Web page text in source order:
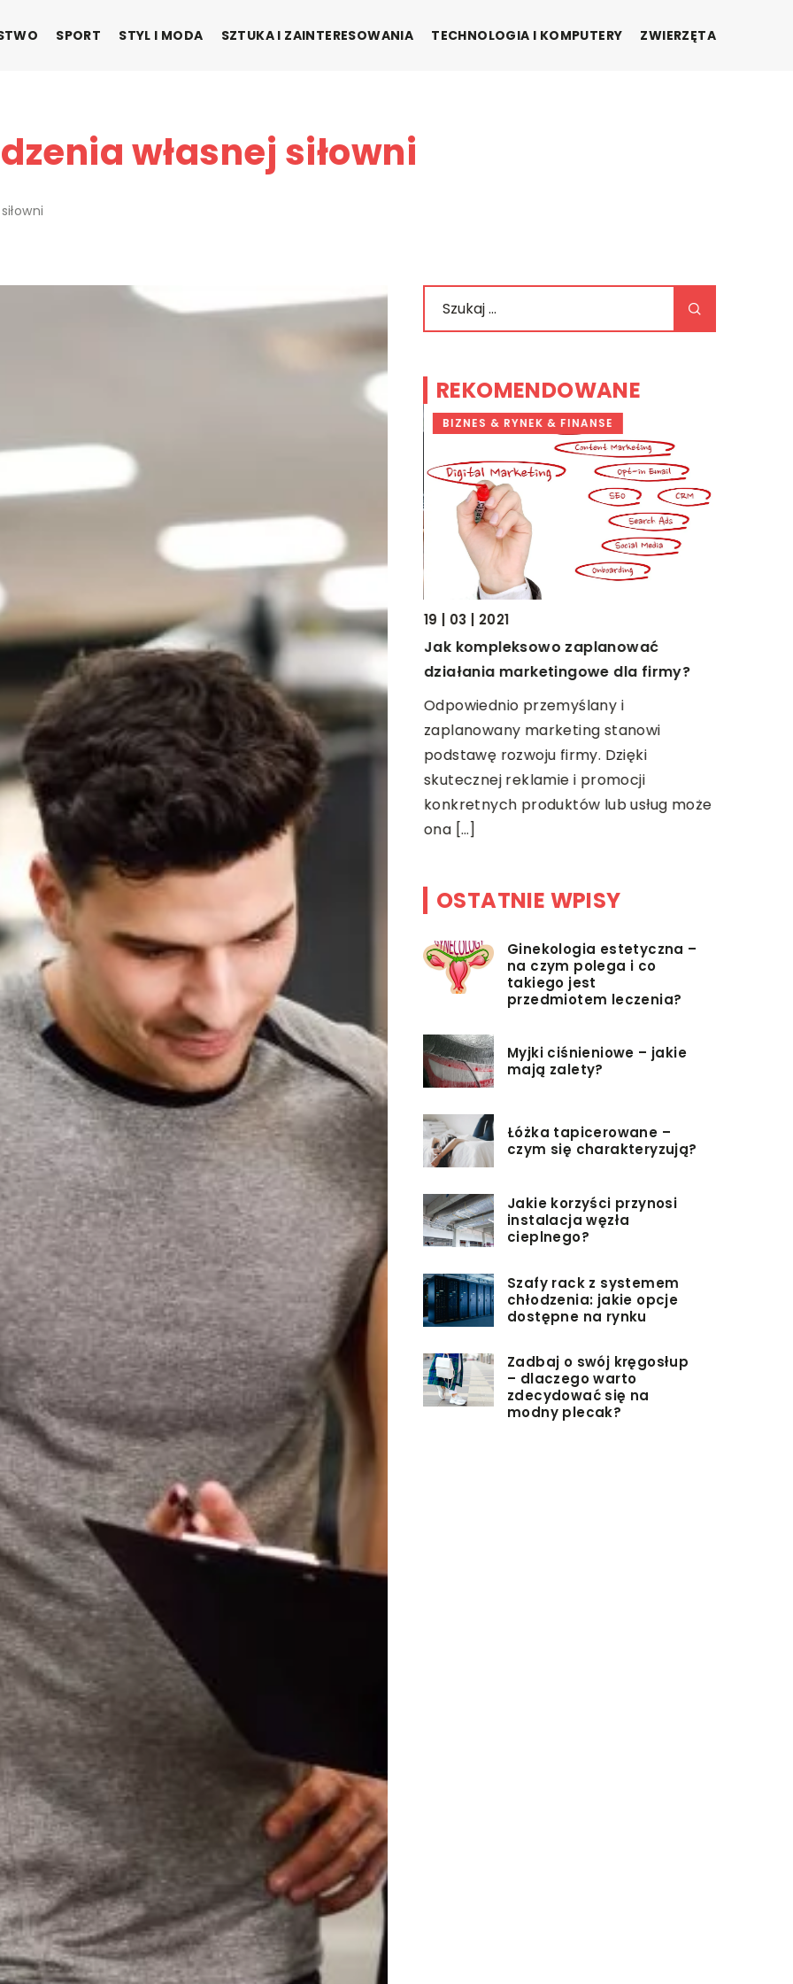
SPORT STYL I MODA SZTUKA I ZAINTERESOWANIA TECHNOLOGIA I KOMPUTERY ZWIERZĘTA
własnej siłowni
REKOMENDOWANE
na reklamę w
nieustannie się
oczekiwania
wobec tych
13 | 10 | 2022
Co warto wiedzieć przed podjęciem
decyzji o kredycie hipotecznym?
Jeśli myślisz o zakupie domu, jest wiele
rzeczy, które możesz zrobić, aby się
przygotować. Możesz zaoszczędzić na
zaliczkę, zacząć odkładać […]
BIZNES & RYNEK & FINANSE
19 | 03 | 2021
Jak kompleksowo zaplanować
działania marketingowe dla firmy?
Odpowiednio przemyślany i
zaplanowany marketing stanowi
podstawę rozwoju firmy. Dzięki
skutecznej reklamie i promocji
konkretnych produktów lub usług może
ona […]
OSTATNIE WPISY
Ginekologia estetyczna –
na czym polega i co
takiego jest
przedmiotem leczenia?
Myjki ciśnieniowe – jakie
mają zalety?
Łóżka tapicerowane –
czym się charakteryzują?
Jakie korzyści przynosi
instalacja węzła
cieplnego?
Szafy rack z systemem
chłodzenia: jakie opcje
dostępne na rynku
Zadbaj o swój kręgosłup
– dlaczego warto
zdecydować się na
modny plecak?